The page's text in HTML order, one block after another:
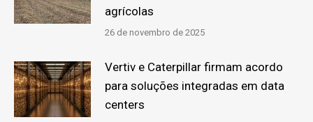
agrícolas
26 de novembro de 2025
Vertiv e Caterpillar firmam acordo
para soluções integradas em data
centers